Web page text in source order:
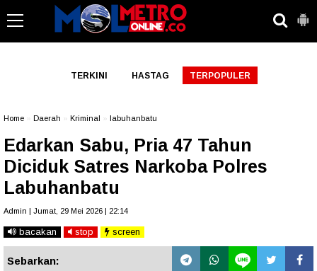
TERKINI HASTAG TERPOPULER
Home Daerah Kriminal labuhanbatu
Edarkan Sabu, Pria 47 Tahun
Diciduk Satres Narkoba Polres
Labuhanbatu
Admin | Jumat, 29 Mei 2026 | 22:14
bacakan stop screen
Sebarkan: